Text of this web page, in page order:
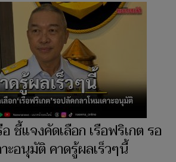
ชี้แจงคัดเลือก เรือฟริเกต รอ
ะอนุมัติ คาดรู้ผลเร็วๆนี้